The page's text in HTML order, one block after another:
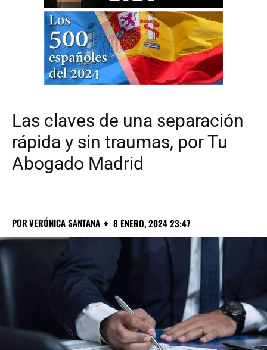
Las claves de una separación
rápida y sin traumas, por Tu
Abogado Madrid
PORVERÓNICA SANTANA 8 ENERO, 2024 23:47